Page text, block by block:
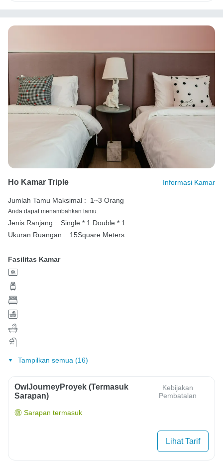
Ho Kamar Triple Informasi Kamar
Jumlah Tamu Maksimal : 1~3 Orang
Anda dapat menambahkan tamu.
Jenis Ranjang : Single * 1 Double * 1
Ukuran Ruangan :
15Square Meters
Fasilitas Kamar
Tampilkan semua (16)
OwlJourneyProyek (Termasuk
Sarapan)
Kebijakan
Pembatalan
Sarapan termasuk
Lihat Tarif